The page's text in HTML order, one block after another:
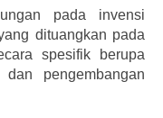
pada invensi
dituangkan pada
spesifik berupa
pengembangan